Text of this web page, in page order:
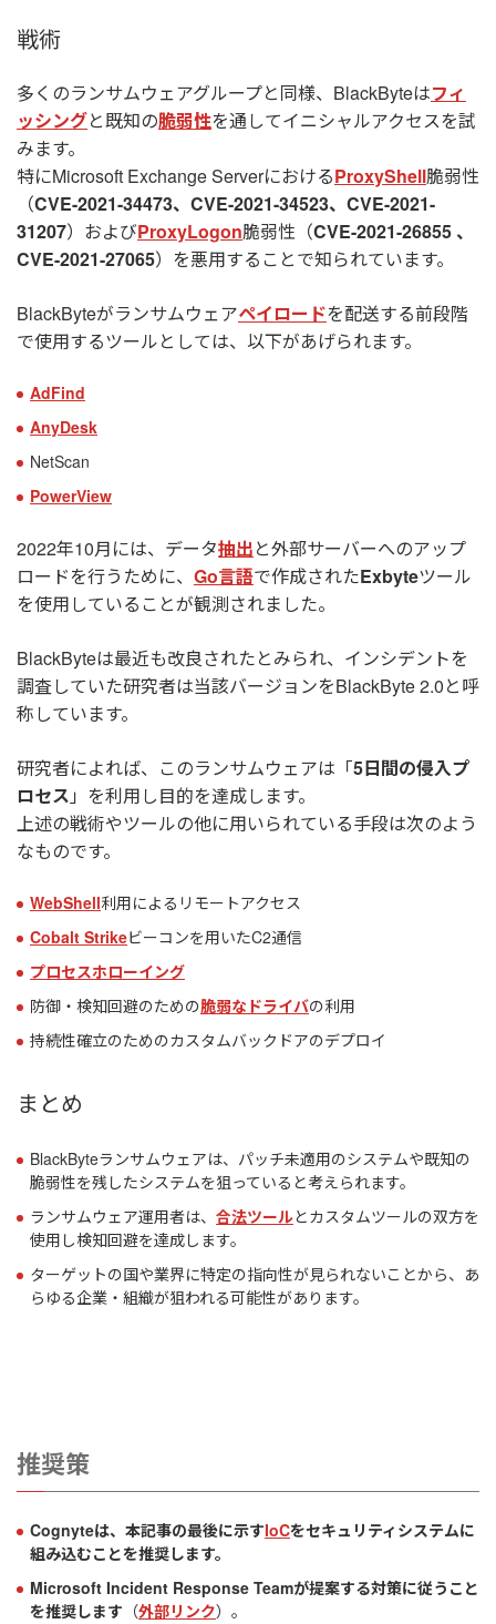
戦術
多くのランサムウェアグループと同様、BlackByteはフィ
ッシングと既知の脆弱性を通してイニシャルアクセスを試
みます。
特にMicrosoft Exchange ServerにおけるProxyShell脆弱性
（CVE-2021-34473、CVE-2021-34523、CVE-2021-
31207）およびProxyLogon脆弱性（CVE-2021-26855 、
CVE-2021-27065）を悪用することで知られています。
BlackByteがランサムウェアペイロードを配送する前段階
で使用するツールとしては、以下があげられます。
AdFind
AnyDesk
NetScan
PowerView
2022年10月には、データ抽出と外部サーバーへのアップ
ロードを行うために、 Go言語で作成されたExbyteツール
を使用していることが観測されました。
BlackByteは最近も改良されたとみられ、インシデントを
調査していた研究者は当該バージョンをBlackByte 2.0と呼
称しています。
研究者によれば、このランサムウェアは「5日間の侵入プ
ロセス 」を利用し目的を達成します。
上述の戦術やツールの他に用いられている手段は次のよう
なものです。
WebShell利用によるリモートアクセス
Cobalt Strikeビーコンを用いたC2通信
プロセスホローイング
防御・検知回避のための脆弱なドライバの利用
持続性確立のためのカスタムバックドアのデプロイ
まとめ
BlackByteランサムウェアは、パッチ未適用のシステムや既知の
脆弱性を残したシステムを狙っていると考えられます。
ランサムウェア運用者は、 合法ツールとカスタムツールの双方を
使用し検知回避を達成します。
ターゲットの国や業界に特定の指向性が見られないことから、あ
らゆる企業・組織が狙われる可能性があります。
推奨策
Cognyteは、本記事の最後に示すIoCをセキュリティシステムに
組み込むことを推奨します。
Microsoft Incident Response Teamが提案する対策に従うこと
を推奨します （外部リンク）。